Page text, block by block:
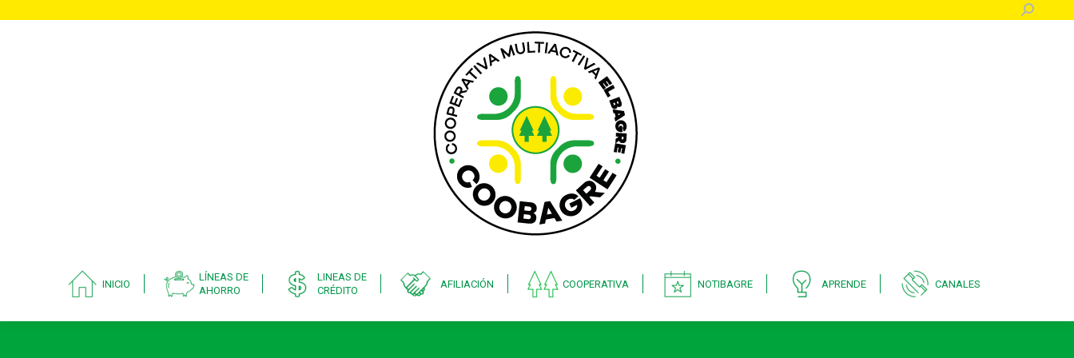
Buscar:
INICIO
LÍNEAS DE
AHORRO
LINEAS DE
CRÉDITO
AFILIACIÓN COOPERATIVA NOTIBAGRE APRENDE CANALES